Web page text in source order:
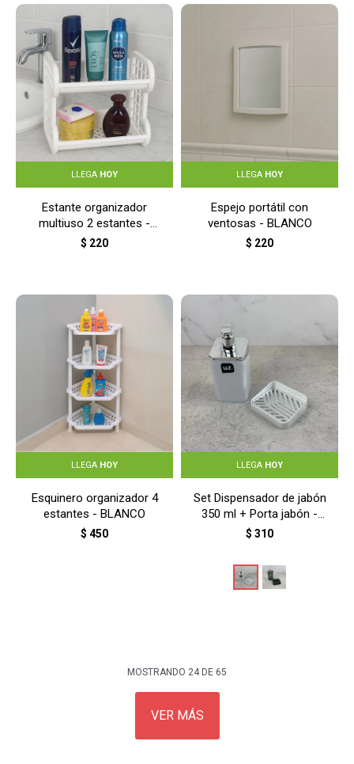
LLEGA HOY
Estante organizador
multiuso 2 estantes -
BLANCO
$ 220
LLEGA HOY
Espejo portátil con
ventosas - BLANCO
$ 220
LLEGA HOY
Esquinero organizador 4
estantes - BLANCO
$ 450
LLEGA HOY
Set Dispensador de jabón
350 ml + Porta jabón -
BLANCO
$ 310
MOSTRANDO 24DE 65
VER MÁS